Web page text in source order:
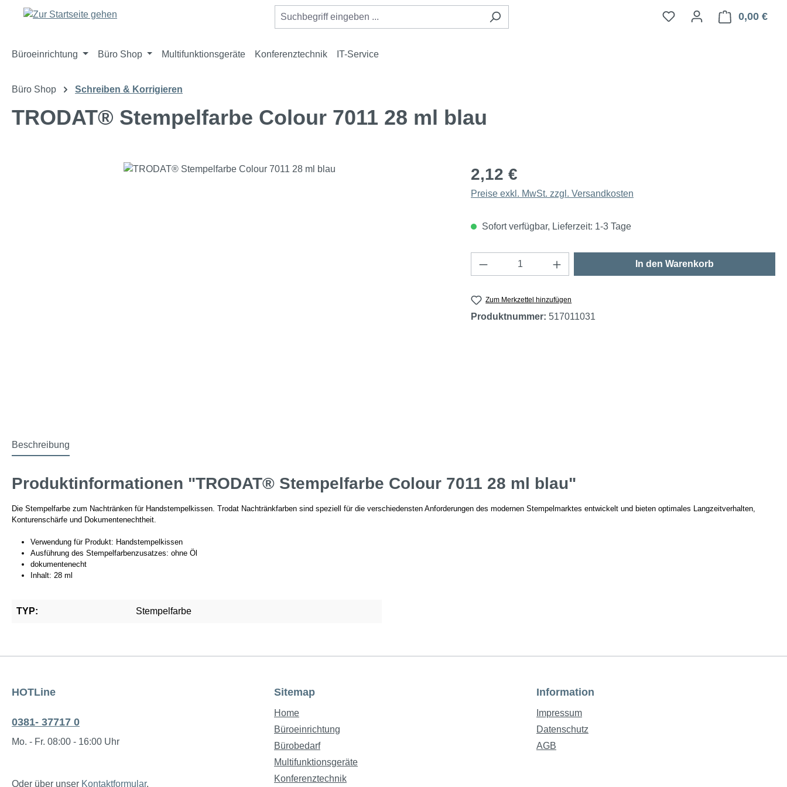
Hauptinhalt springen
Zur Suche springen
Zur Hauptnavigation springen 0,00 €
Büroeinrichtung Büro Shop Multifunktionsgeräte Konferenztechnik IT-Service
Büro Shop Schreiben & Korrigieren
TRODAT® Stempelfarbe Colour 7011 28 ml blau
2,12 €
Preise exkl. MwSt. zzgl. Versandkosten
Sofort verfügbar, Lieferzeit: 1-3 Tage
Produkt Anzahl: Gib den gewünschten Wert ein
In den Warenkorb
Zum Merkzettel hinzufügen
Produktnummer: 517011031
Beschreibung
Produktinformationen "TRODAT® Stempelfarbe Colour 7011 28 ml blau"
Die Stempelfarbe zum Nachtränken für Handstempelkissen. Trodat Nachtränkfarben sind speziell für die verschiedensten Anforderungen des modernen Stempelmarktes entwickelt und bieten optimales Langzeitverhalten,
Konturenschärfe und Dokumentenechtheit.
Verwendung für Produkt: Handstempelkissen
Ausführung des Stempelfarbenzusatzes: ohne Öl
dokumentenecht
Inhalt: 28 ml
TYP: Stempelfarbe
HOTLine
0381- 37717 0
Mo. - Fr. 08:00 - 16:00 Uhr
Oder über unser Kontaktformular.
Sitemap
Home
Büroeinrichtung
Bürobedarf
Multifunktionsgeräte
Konferenztechnik
Information
Impressum
Datenschutz
AGB